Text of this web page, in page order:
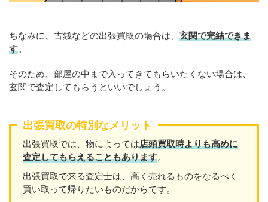
ちなみに、古銭などの出張買取の場合は、 玄関で完結できま
す。
そのため、部屋の中まで入ってきてもらいたくない場合は、
玄関で査定してもらうといいでしょう。
出張買取の特別なメリット
出張買取では、物によっては店頭買取時よりも高めに
査定してもらえることもあります。
出張買取で来る査定士は、高く売れるものをなるべく
買い取って帰りたいものだからです。